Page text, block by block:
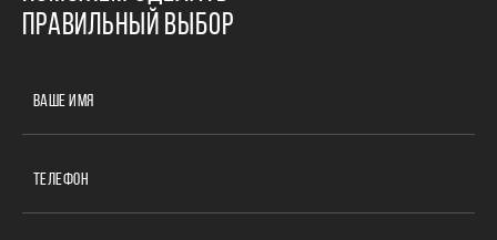
ПРАВИЛЬНЫЙ ВЫБОР
ВАШЕ ИМЯ
ТЕЛЕФОН